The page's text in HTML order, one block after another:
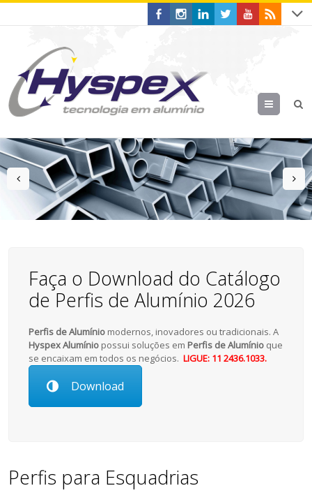
Menu
prev
Faça o Download do Catálogo
de Perfis de Alumínio 2026
Perfis de Alumínio modernos, inovadores ou tradicionais. A
Hyspex Alumínio possui soluções em Perfis de Alumínio que
se encaixam em todos os negócios.LIGUE: 11 2436.1033.
Download
Perfis para Esquadrias